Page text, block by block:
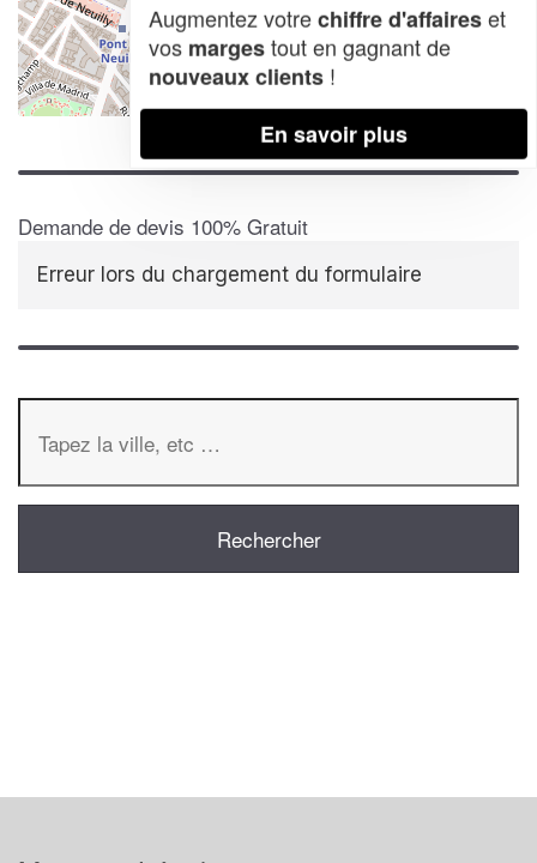
Leaflet| Map data ©OpenStreetMap contributors,CC-BY-SA
Demande de devis 100% Gratuit
Erreur lors du chargement du formulaire
Augmentez votrechiffre d'affaireset
vos margestout en gagnant de
nouveaux clients !
En savoir plus